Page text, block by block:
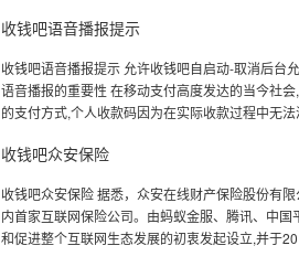
收钱吧语音播报提示
收钱吧语音播报提示 允许收钱吧自启动-取消后台
语音播报的重要性 在移动支付高度发达的当今社
的支付方式,个人收款码因为在实际收款过程中无
收钱吧众安保险
收钱吧众安保险 据悉，众安在线财产保险股份有
内首家互联网保险公司。由蚂蚁金服、腾讯、中
和促进整个互联网生态发展的初衷发起设立,并于